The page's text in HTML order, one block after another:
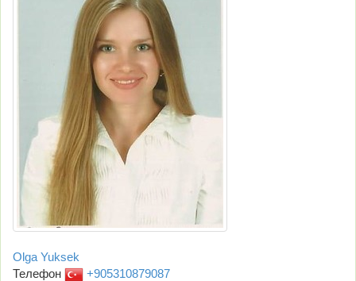
Olga Yuksek
Телефон
+905310879087